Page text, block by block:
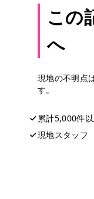
この
へ
現地の不明点
す。
累計5,000件
現地スタッフ